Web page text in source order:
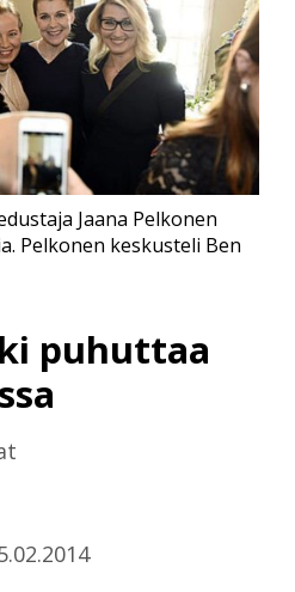
puhuttaa
Jaana Pelkonen
Pelkonen keskusteli Ben